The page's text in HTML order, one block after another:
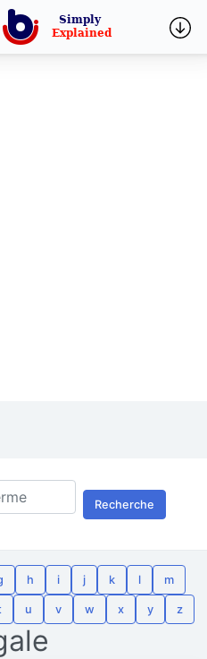
Recherche
h i j k l m
u v w x y z